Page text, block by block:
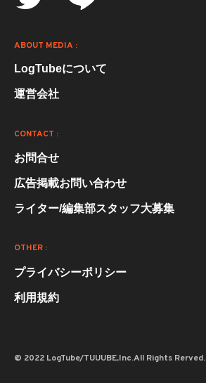
ABOUT MEDIA :
LogTubeについて
運営会社
CONTACT :
お問合せ
広告掲載お問い合わせ
ライター/編集部スタッフ大募集
OTHER :
プライバシーポリシー
利用規約
© 2022 LogTube/TUUUBE,Inc.All Rights Rerved.